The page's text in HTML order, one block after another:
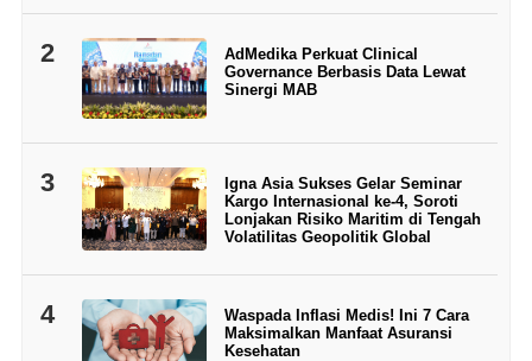
2
AdMedika Perkuat Clinical
Governance Berbasis Data Lewat
Sinergi MAB
3
Igna Asia Sukses Gelar Seminar
Kargo Internasional ke-4, Soroti
Lonjakan Risiko Maritim di Tengah
Volatilitas Geopolitik Global
4
Waspada Inflasi Medis! Ini 7 Cara
Maksimalkan Manfaat Asuransi
Kesehatan